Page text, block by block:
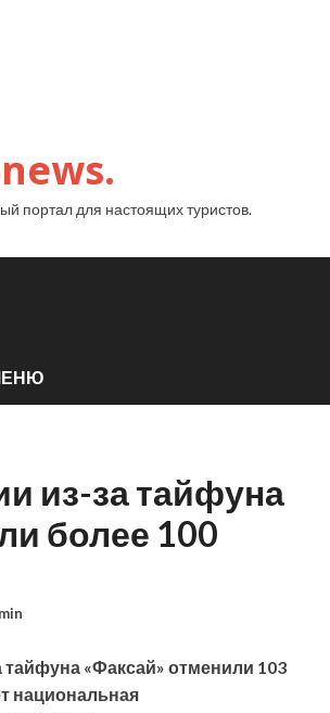
портал для настоящих туристов.
из-за тайфуна
более 100
«Факсай» отменили 103
национальная